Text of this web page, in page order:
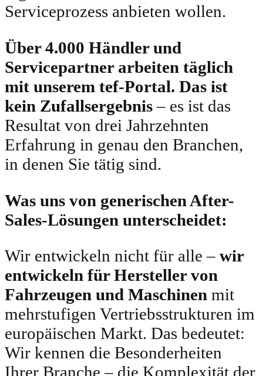
Serviceprozess anbieten wollen.
Über 4.000 Händler und
Servicepartner arbeiten täglich
mit unserem tef-Portal. Das ist
kein Zufallsergebnis– es ist das
Resultat von drei Jahrzehnten
Erfahrung in genau den Branchen,
in denen Sie tätig sind.
Was uns von generischen After-
Sales-Lösungen unterscheidet:
Wir entwickeln nicht für alle – wir
entwickeln für Hersteller von
Fahrzeugen und Maschinen mit
mehrstufigen Vertriebsstrukturen im
europäischen Markt. Das bedeutet:
Wir kennen die Besonderheiten
Ihrer Branche – die Komplexität der